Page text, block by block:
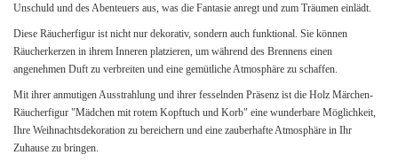
Unschuld und des Abenteuers aus, was die Fantasie anregt und zum Träumen einlädt.
Diese Räucherfigur ist nicht nur dekorativ, sondern auch funktional. Sie können
Räucherkerzen in ihrem Inneren platzieren, um während des Brennens einen
angenehmen Duft zu verbreiten und eine gemütliche Atmosphäre zu schaffen.
Mit ihrer anmutigen Ausstrahlung und ihrer fesselnden Präsenz ist die Holz Märchen-
Räucherfigur "Mädchen mit rotem Kopftuch und Korb" eine wunderbare Möglichkeit,
Ihre Weihnachtsdekoration zu bereichern und eine zauberhafte Atmosphäre in Ihr
Zuhause zu bringen.